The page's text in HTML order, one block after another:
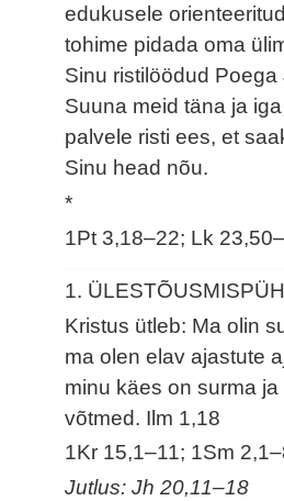
edukusele
tohime pidada oma
Sinu ristilöödud Poega
Suuna meid täna ja
palvele risti ees, et
Sinu head nõu.
*
1Pt 3,18–22; Lk
1.
Kristus ütleb: Ma olin
ma olen elav ajastute
minu käes on surma
võtmed. Ilm 1,18
1Kr 15,1–11; 1Sm
Jutlus: Jh 20,11–18